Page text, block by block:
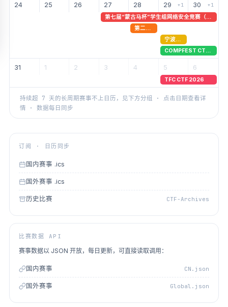
24 25 26 27 28 29 +1 30
+1
第七届“蒙古马杯”学生组网络安全竞赛（决赛）
第二届“湾区杯”网络安全大赛（初赛）
宁波市第九届网络安全大赛（决赛）
COMPFEST CTF 2026
31 1 2 3 4 5 6
TFC CTF 2026
持续超 7 天的长周期赛事不上日历，见下方分组 · 点击日期查看详
情 · 数据每日同步
订阅 · 日历同步
国内赛事 .ics
国外赛事 .ics
历史比赛 CTF-Archives
比赛数据 API
赛事数据以 JSON 开放，每日更新，可直接读取调用：
国内赛事 CN.json
国外赛事 Global.json